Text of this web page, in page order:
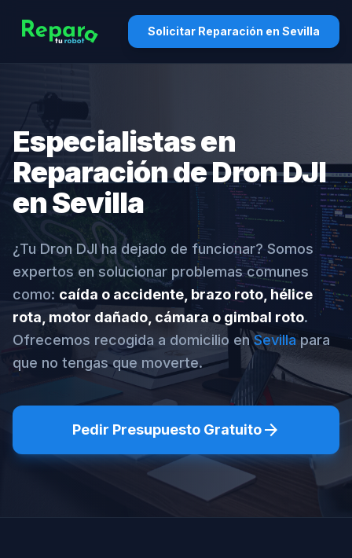
Solicitar Reparación en Sevilla
Especialistas en
Reparación de Dron DJI
en Sevilla
¿Tu Dron DJI ha dejado de funcionar? Somos
expertos en solucionar problemas comunes
como: caída o accidente, brazo roto, hélice
rota, motor dañado, cámara o gimbal roto.
Ofrecemos recogida a domicilio enSevillapara
que no tengas que moverte.
Pedir Presupuesto Gratuitoarrow_forward